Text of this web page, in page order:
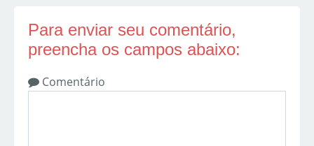
Para enviar seu comentário,
preencha os campos abaixo:
Comentário